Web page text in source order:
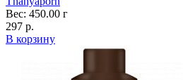
Вес: 450.00 г
297 р.
В корзину